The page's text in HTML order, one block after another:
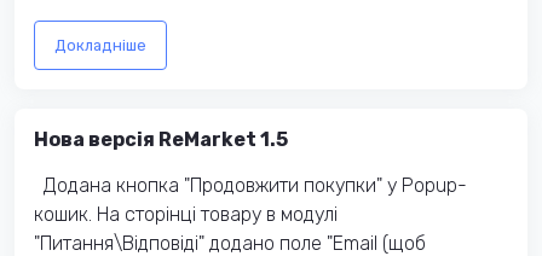
Докладніше
Нова версія ReMarket 1.5
Додана кнопка "Продовжити покупки" у Popup-
кошик. На сторінці товару в модулі
"Питання\Відповіді" додано поле "Email (щоб